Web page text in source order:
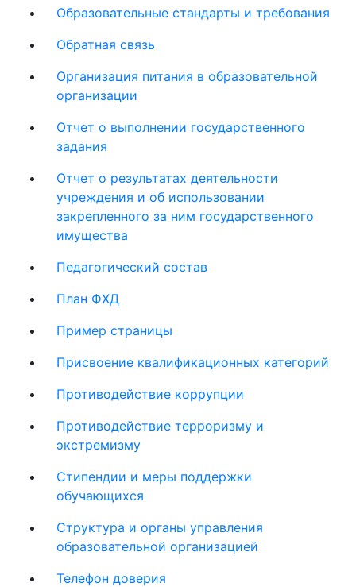
Образовательные стандарты и требования
Обратная связь
Организация питания в образовательной
организации
Отчет о выполнении государственного
задания
Отчет о результатах деятельности
учреждения и об использовании
закрепленного за ним государственного
имущества
Педагогический состав
План ФХД
Пример страницы
Присвоение квалификационных категорий
Противодействие коррупции
Противодействие терроризму и
экстремизму
Стипендии и меры поддержки
обучающихся
Структура и органы управления
образовательной организацией
Телефон доверия